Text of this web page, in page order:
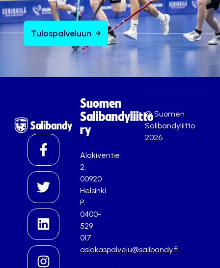
Tulospalveluun
Suomen
Salibandyliitto
ry
Alakiventie
2,
00920
Helsinki
P.
0400-
529
017
asiakaspalvelu@salibandy.fi
© Suomen
Salibandyliitto
2026